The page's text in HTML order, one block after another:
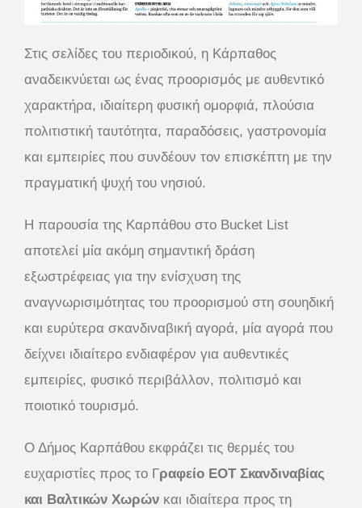
Στις σελίδες του περιοδικού, η Κάρπαθος
αναδεικνύεται ως ένας προορισμός με αυθεντικό
χαρακτήρα, ιδιαίτερη φυσική ομορφιά, πλούσια
πολιτιστική ταυτότητα, παραδόσεις, γαστρονομία
και εμπειρίες που συνδέουν τον επισκέπτη με την
πραγματική ψυχή του νησιού.
Η παρουσία της Καρπάθου στο Bucket List
αποτελεί μία ακόμη σημαντική δράση
εξωστρέφειας για την ενίσχυση της
αναγνωρισιμότητας του προορισμού στη σουηδική
και ευρύτερα σκανδιναβική αγορά, μία αγορά που
δείχνει ιδιαίτερο ενδιαφέρον για αυθεντικές
εμπειρίες, φυσικό περιβάλλον, πολιτισμό και
ποιοτικό τουρισμό.
Ο Δήμος Καρπάθου εκφράζει τις θερμές του
ευχαριστίες προς το Γραφείο ΕΟΤ Σκανδιναβίας
και Βαλτικών Χωρών και ιδιαίτερα προς τη